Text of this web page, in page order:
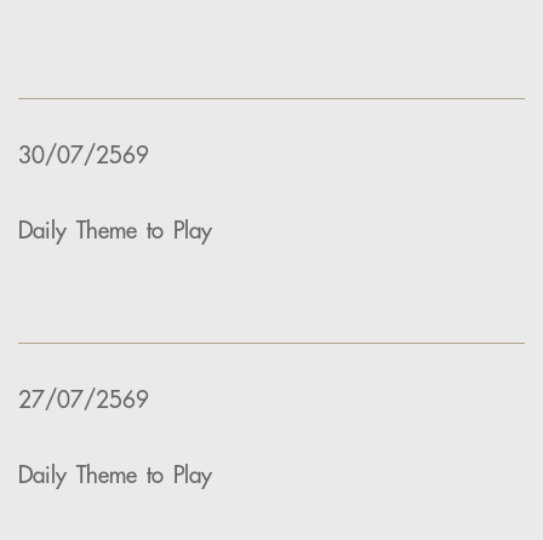
30/07/2569
Daily Theme to Play
27/07/2569
Daily Theme to Play